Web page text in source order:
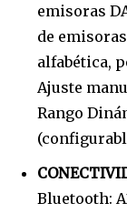
emisoras
de
alfabética,
Ajuste
Rango
Bluetooth: